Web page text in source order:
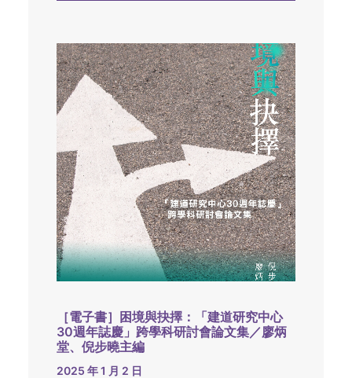
［電子書］困境與抉擇：「建道研究中心
30週年誌慶」跨學科研討會論文集／廖炳
堂、倪步曉主編
2025 年 1 月 2 日